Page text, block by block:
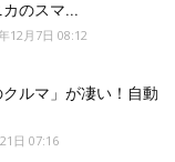
のスマ...
12月7日 08:12
ルマ」が凄い！自動
日 07:16